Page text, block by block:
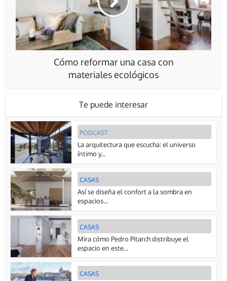
Cómo reformar una casa con
materiales ecológicos
Te puede interesar
PODCAST
La arquitectura que escucha: el universo
íntimo y...
CASAS
Así se diseña el confort a la sombra en
espacios...
CASAS
Mira cómo Pedro Pitarch distribuye el
espacio en este...
CASAS